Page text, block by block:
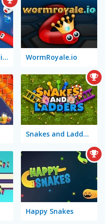
Worms Zone: A Slithery Snake WormRoyale.io
Snakes and Ladders
Happy Snakes